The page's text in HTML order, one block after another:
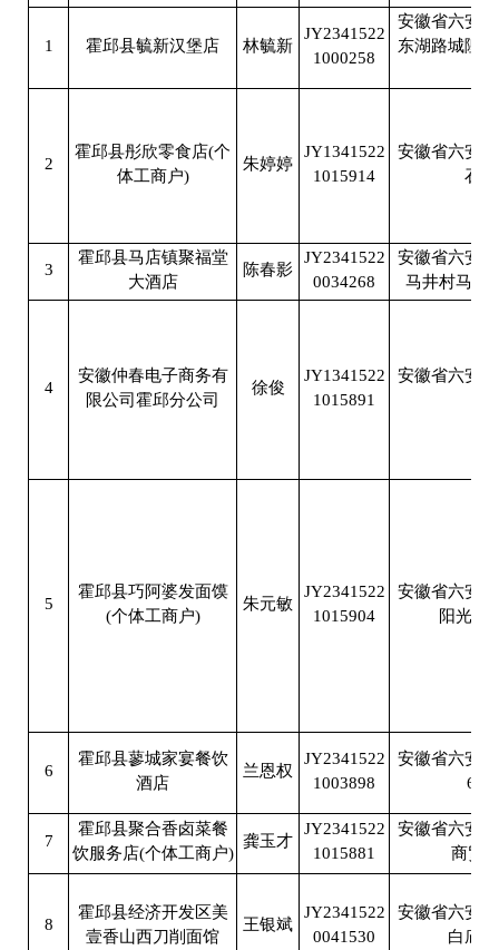
1 霍邱县毓新汉堡店 林毓新
JY2341522
1000258
安徽省六安
东湖路城隍
2
霍邱县彤欣零食店(个
体工商户)
朱婷婷
JY1341522
1015914
安徽省六安
石
3
霍邱县马店镇聚福堂
大酒店
陈春影
JY2341522
0034268
安徽省六安
马井村马店
4
安徽仲春电子商务有
限公司霍邱分公司
徐俊
JY1341522
1015891
安徽省六安
5
霍邱县巧阿婆发面馍
(个体工商户)
朱元敏
JY2341522
1015904
安徽省六安
阳光假
6
霍邱县蓼城家宴餐饮
酒店
兰恩权
JY2341522
1003898
安徽省六安
61
7
霍邱县聚合香卤菜餐
饮服务店(个体工商户)
龚玉才
JY2341522
1015881
安徽省六安
商贸
8
霍邱县经济开发区美
壹香山西刀削面馆
王银斌
JY2341522
0041530
安徽省六安
白庙